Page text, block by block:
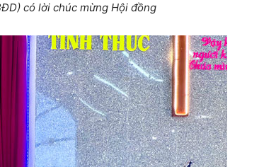
có lời chúc mừng Hội đồng